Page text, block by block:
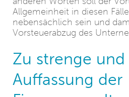
Allgemeinheit in diesen
nebensächlich sein und
Vorsteuerabzug des
Zu strenge
Auffassung der